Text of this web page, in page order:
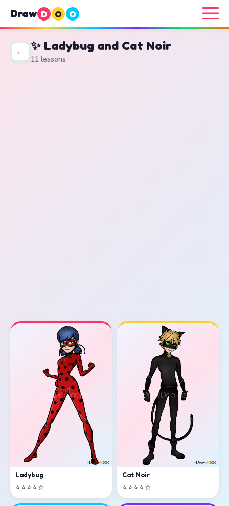
Draw D O O
← ✨ Ladybug and Cat Noir
11 lessons
Ladybug
⭐⭐⭐⭐☆
Cat Noir
⭐⭐⭐⭐☆